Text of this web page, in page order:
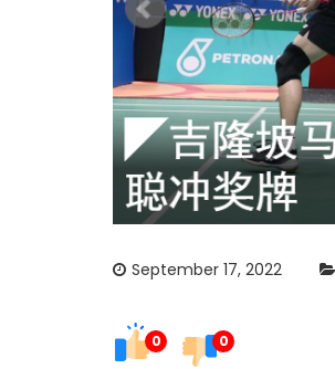
September 17, 2022
0 0